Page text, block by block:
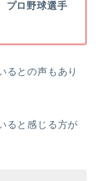
プロ野球選手
るとの声もあり
ると感じる方が